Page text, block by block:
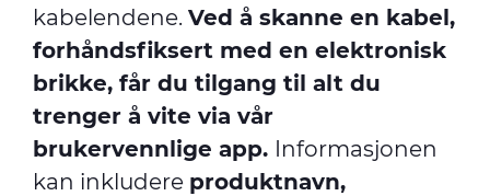
kabelendene. Ved å skanne en kabel,
forhåndsfiksert med en elektronisk
brikke, får du tilgang til alt du
trenger å vite via vår
brukervennlige app. Informasjonen
kan inkludere produktnavn,